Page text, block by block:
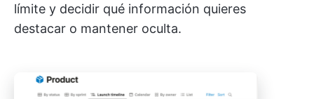
límite y decidir qué información quieres
destacar o mantener oculta.